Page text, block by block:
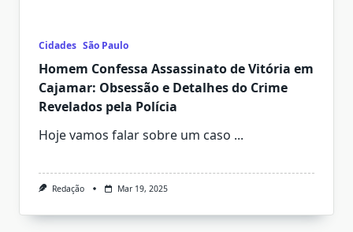
Cidades São Paulo
Homem Confessa Assassinato de Vitória em
Cajamar: Obsessão e Detalhes do Crime
Revelados pela Polícia
Hoje vamos falar sobre um caso ...
Redação Mar 19, 2025